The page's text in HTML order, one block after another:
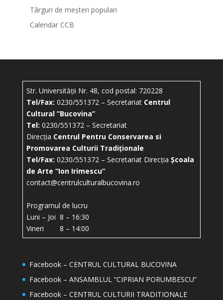
Târguri de meșteri populari
Calendar CCB
Str. Universității Nr. 48, cod postal: 720228
Tel/Fax: 0230/551372 – Secretariat Centrul
Cultural ”Bucovina”
Tel: 0230/551372 – Secretariat
Direcția Centrul Pentru Conservarea si
Promovarea Culturii Tradiționale
Tel/Fax: 0230/551372 – Secretariat Direcția Școala
de Arte “Ion Irimescu”
contact@centrulculturalbucovina.ro
Programul de lucru
Luni – Joi 8 – 16:30
Vineri 8 – 14:00
Facebook – CENTRUL CULTURAL BUCOVINA
Facebook – ANSAMBLUL “CIPRIAN PORUMBESCU”
Facebook – CENTRUL CULTURII TRADITIONALE